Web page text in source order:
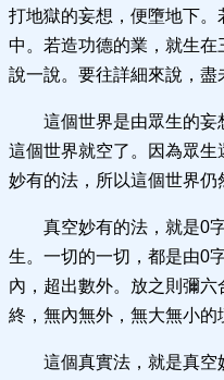
打地獄的妄想，便墮地下
中。若造功德的業，就生
說一說。要往詳細來說，盡
這個世界是由眾生的妄
這個世界就空了。因為眾
妙有的法，所以這個世界仍
真空妙有的法，就是0
生。一切的一切，都是由0
內，超出數外。放之則彌
終，無內無外，無大無小的
這個真實法，就是真空